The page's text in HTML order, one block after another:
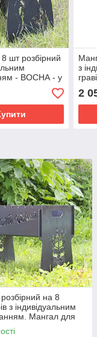
шт розбірний
- ВОСНА - у
Подарунковий
з
2
на 8
з індивідуальним
Мангал для